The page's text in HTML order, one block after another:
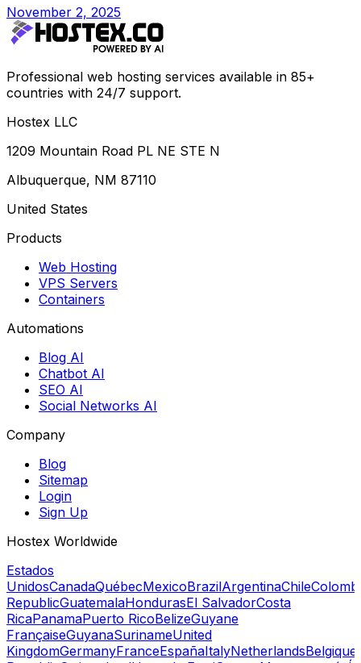
November 2, 2025
Professional web hosting services available in 85+
countries with 24/7 support.
Hostex LLC
1209 Mountain Road PL NE STE N
Albuquerque, NM 87110
United States
Products
Web Hosting
VPS Servers
Containers
Automations
Blog AI
Chatbot AI
SEO AI
Social Networks AI
Company
Blog
Sitemap
Login
Sign Up
Hostex Worldwide
Estados
UnidosCanadaQuébecMexicoBrazilArgentinaChile
RepublicGuatemalaHondurasEl SalvadorCosta
RicaPanamaPuerto RicoBelizeGuyane
FrançaiseGuyanaSurinameUnited
KingdomGermanyFranceEspañaItalyNetherlandsBelgique